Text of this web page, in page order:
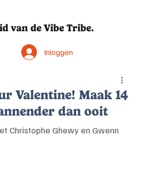
van de Vibe Tribe.
Inloggen
Valentine! Maak 14
dan ooit
Christophe Ghewy en Gwenn